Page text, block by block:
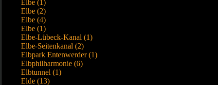
Elbe (1)
Elbe (2)
Elbe (4)
Elbe (1)
Elbe-Lübeck-Kanal (1)
Elbe-Seitenkanal (2)
Elbpark Entenwerder (1)
Elbphilharmonie (6)
Elbtunnel (1)
Elde (13)